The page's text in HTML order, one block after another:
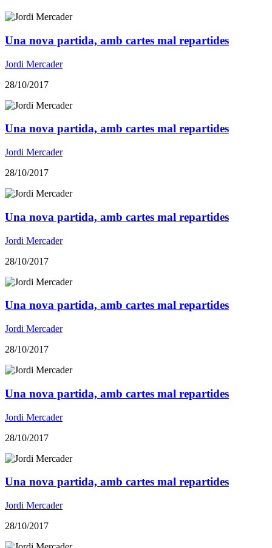
Una nova partida, amb cartes mal repartides
Jordi Mercader
28/10/2017
Una nova partida, amb cartes mal repartides
Jordi Mercader
28/10/2017
Una nova partida, amb cartes mal repartides
Jordi Mercader
28/10/2017
Una nova partida, amb cartes mal repartides
Jordi Mercader
28/10/2017
Una nova partida, amb cartes mal repartides
Jordi Mercader
28/10/2017
Una nova partida, amb cartes mal repartides
Jordi Mercader
28/10/2017